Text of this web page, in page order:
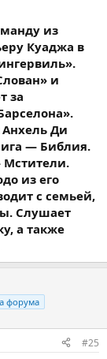
из
Куаджа в
и
за
Ди
— Библия.
из его
с семьей,
Слушает
а также
форума
#25